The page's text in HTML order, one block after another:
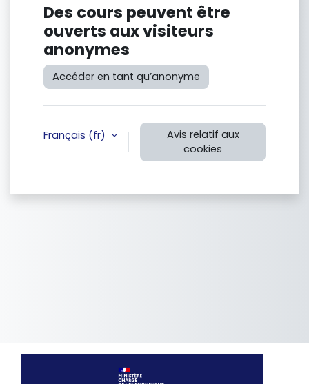
Des cours peuvent être
ouverts aux visiteurs
anonymes
Accéder en tant qu’anonyme
Français ‎(fr)‎
Avis relatif aux
cookies